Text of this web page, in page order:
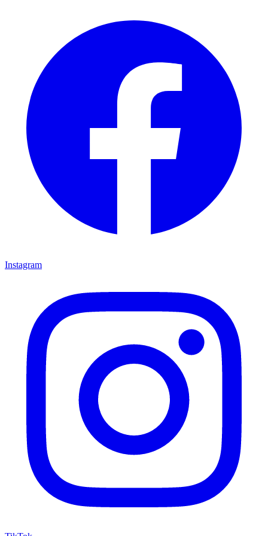
Instagram